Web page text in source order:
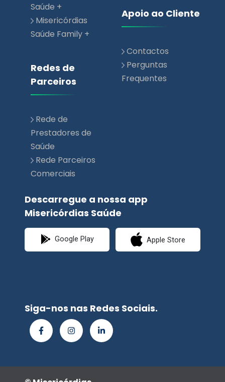
Saúde +
Misericórdias
Saúde Family +
Redes de
Parceiros
Rede de
Prestadores de
Saúde
Rede Parceiros
Comerciais
Apoio ao Cliente
Contactos
Perguntas
Frequentes
Descarregue a nossa app
Misericórdias Saúde
Google Play Apple Store
Siga-nos nas Redes Sociais.